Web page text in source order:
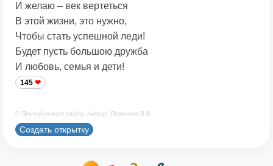
И желаю – век вертеться
В этой жизни, это нужно,
Чтобы стать успешной леди!
Будет пусть большою дружба
И любовь, семья и дети!
145
© Принадлежит сайту. Автор: Печенова В.В.
Создать открытку